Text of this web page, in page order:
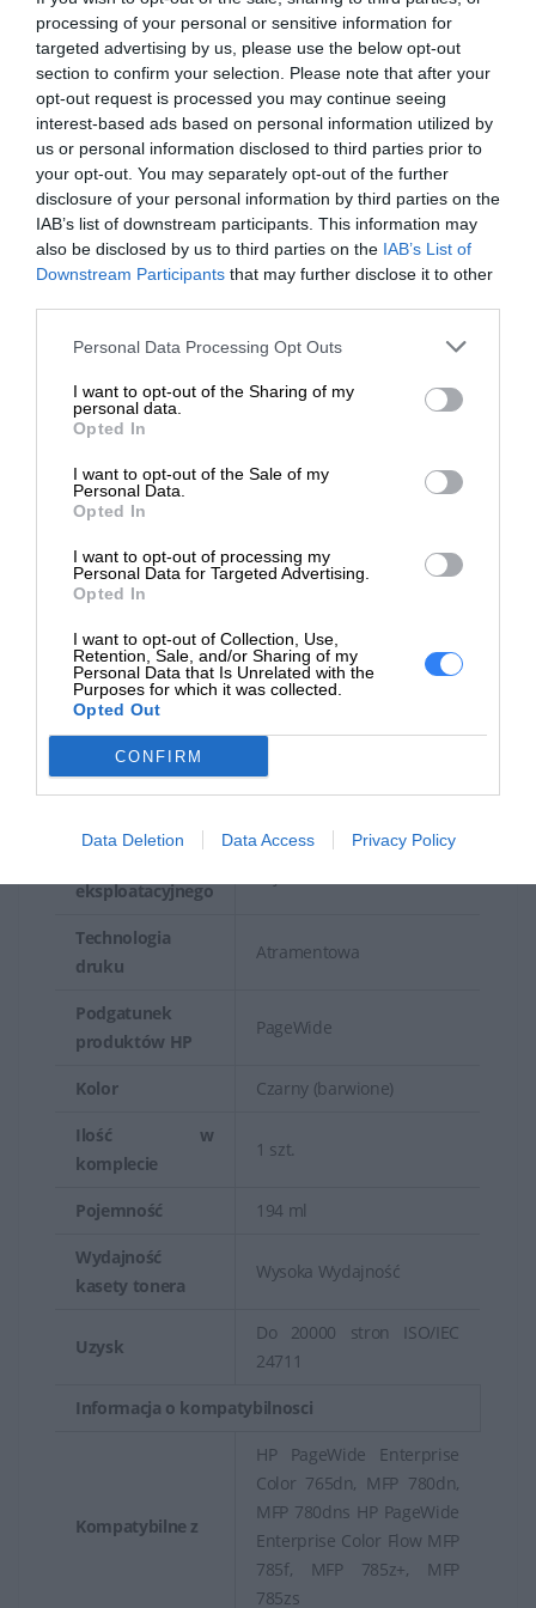
processing of your personal or sensitive information for
targeted advertising by us, please use the below opt-out
section to confirm your selection. Please note that after your
opt-out request is processed you may continue seeing
interest-based ads based on personal information utilized by
us or personal information disclosed to third parties prior to
your opt-out. You may separately opt-out of the further
disclosure of your personal information by third parties on the
IAB’s list of downstream participants. This information may
also be disclosed by us to third parties on the IAB’s List of
Downstream Participants that may further disclose it to other
Personal Data Processing Opt Outs
I want to opt-out of the Sharing of my
personal data.
Opted In
I want to opt-out of the Sale of my
Personal Data.
Opted In
I want to opt-out of processing my
Personal Data for Targeted Advertising.
Opted In
I want to opt-out of Collection, Use,
Retention, Sale, and/or Sharing of my
Personal Data that Is Unrelated with the
Purposes for which it was collected.
Opted Out
CONFIRM
Data Deletion Data Access Privacy Policy
myślą o środowisku, ułatwiając recykling i
zmniejszając ilość odpadów.
Lepsza współpraca. Lepsze rezultaty
Oryginalne wkłady HP to jedyne rozwiązanie,
które opracowano z myślą o precyzyjnej
współpracy z drukarkami HP, mające zapewnić
niezawodną jakość, najlepsze wyniki i stałą
wydajność.
Profesjonalna jakość w przystępnej cenie
Ekonomiczne drukowanie i łatwe zarządzanie
kosztami dzięki oryginalnym wkładom HP
Drukuj 2 razy więcej stron i
dokonuj rzadszych wymian, korzystając z
opcjonalnych wkładów o dużej pojemności.
Ogólne
Szerokość
Głębokość
Wysokość
transportowa
9.93 cm
Waga
transportowa
eksploatacyjnego
Technologia
druku
Atramentowa
Podgatunek
produktów HP
PageWide
Kolor Czarny (barwione)
Ilość w
komplecie
1 szt.
Pojemność 194 ml
Wydajność
kasety tonera
Wysoka Wydajność
Uzysk
Do 20000 stron ISO/IEC
24711
Informacja o kompatybilnosci
Kompatybilne z
HP PageWide Enterprise
Color 765dn, MFP 780dn,
MFP 780dns HP PageWide
Enterprise Color Flow MFP
785f, MFP 785z+, MFP
785zs